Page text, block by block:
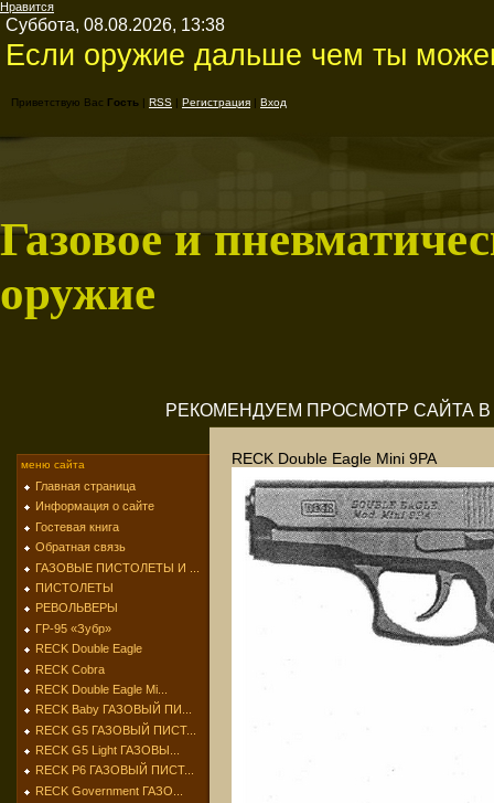
Нравится
Суббота, 08.08.2026, 13:38
Если оружие дальше чем ты
Приветствую Вас Гость | RSS | Регистрация | Вход
Газовое и
оружие
РЕКОМЕНДУЕМ ПРОСМОТР САЙТА В
меню сайта
Главная страница
Информация о сайте
Гостевая книга
Обратная связь
ГАЗОВЫЕ ПИСТОЛЕТЫ И ...
ПИСТОЛЕТЫ
РЕВОЛЬВЕРЫ
ГР-95 «Зубр»
RECK Double Eagle
RECK Cobra
RECK Double Eagle Mi...
RECK Baby ГАЗОВЫЙ ПИ...
RECK G5 ГАЗОВЫЙ ПИСТ...
RECK G5 Light ГАЗОВЫ...
RECK P6 ГАЗОВЫЙ ПИСТ...
RECK Government ГАЗО...
RECK Double Eagle Mini 9PA